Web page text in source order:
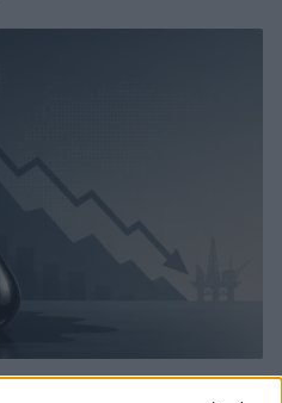
dopo un ribasso del 8.3%